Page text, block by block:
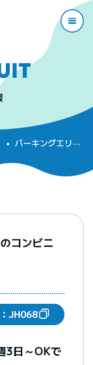
パーキングエリア内のコンビニスタッフ
コンビニ
JH068
3日～OKで